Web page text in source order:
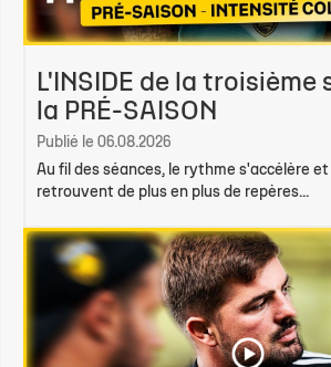
L'INSIDE de la troisième
la PRÉ-SAISON
Publié le 06.08.2026
Au fil des séances, le rythme s'accélère
retrouvent de plus en plus de repères...